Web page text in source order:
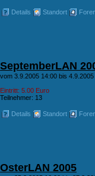
Details Standort
SeptemberLAN
vom 3.9.2005 14:00 bis
Eintritt: 5.00 Euro
Teilnehmer: 13
Details Standort
OsterLAN 2005